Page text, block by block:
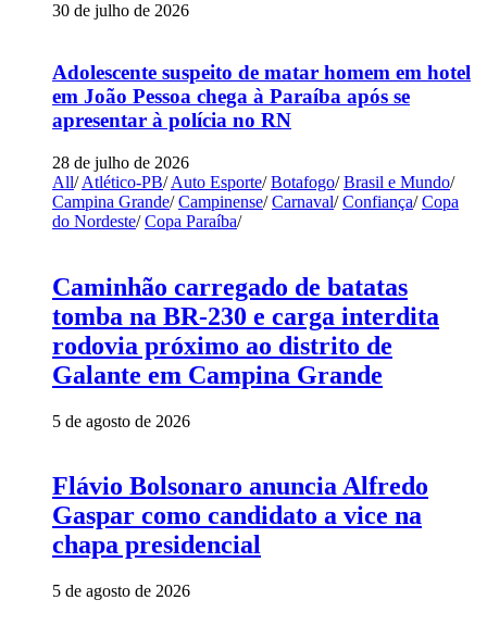
30 de julho de 2026
Adolescente suspeito de matar homem em hotel
em João Pessoa chega à Paraíba após se
apresentar à polícia no RN
28 de julho de 2026
All/ Atlético-PB/ Auto Esporte/ Botafogo/ Brasil e Mundo/
Campina Grande/ Campinense/ Carnaval/ Confiança/ Copa
do Nordeste/ Copa Paraíba/
Caminhão carregado de batatas
tomba na BR-230 e carga interdita
rodovia próximo ao distrito de
Galante em Campina Grande
5 de agosto de 2026
Flávio Bolsonaro anuncia Alfredo
Gaspar como candidato a vice na
chapa presidencial
5 de agosto de 2026